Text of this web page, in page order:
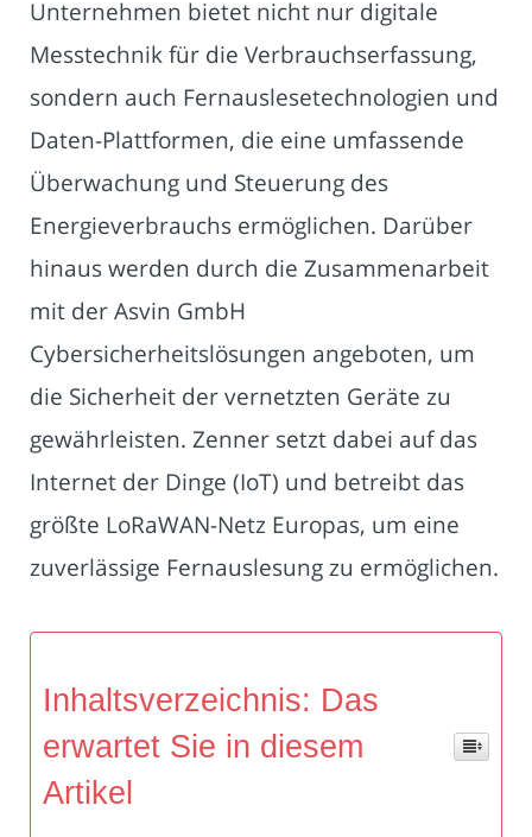
Unternehmen bietet nicht nur digitale
Messtechnik für die Verbrauchserfassung,
sondern auch Fernauslesetechnologien und
Daten-Plattformen, die eine umfassende
Überwachung und Steuerung des
Energieverbrauchs ermöglichen. Darüber
hinaus werden durch die Zusammenarbeit
mit der Asvin GmbH
Cybersicherheitslösungen angeboten, um
die Sicherheit der vernetzten Geräte zu
gewährleisten. Zenner setzt dabei auf das
Internet der Dinge (IoT) und betreibt das
größte LoRaWAN-Netz Europas, um eine
zuverlässige Fernauslesung zu ermöglichen.
Inhaltsverzeichnis: Das
erwartet Sie in diesem
Artikel